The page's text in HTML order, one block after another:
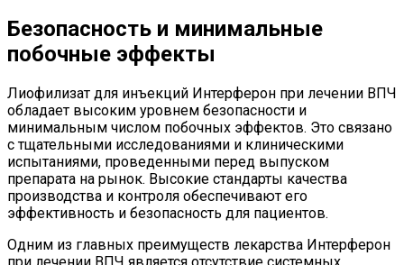
Безопасность и минимальные
побочные эффекты
Лиофилизат для инъекций Интерферон при лечении ВПЧ
обладает высоким уровнем безопасности и
минимальным числом побочных эффектов. Это связано
с тщательными исследованиями и клиническими
испытаниями, проведенными перед выпуском
препарата на рынок. Высокие стандарты качества
производства и контроля обеспечивают его
эффективность и безопасность для пациентов.
Одним из главных преимуществ лекарства Интерферон